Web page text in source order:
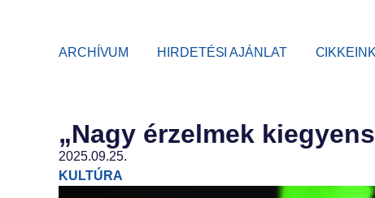
ARCHÍVUM HIRDETÉSI AJÁNLAT CIKKEINK
„Nagy érzelmek
2025.09.25.
KULTÚRA